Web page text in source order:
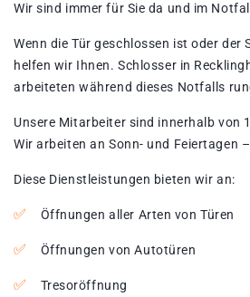
Wir sind immer für Sie da und im
Wenn die Tür geschlossen ist oder der
helfen wir Ihnen. Schlosser in
arbeiteten während dieses Notfalls
Unsere Mitarbeiter sind innerhalb von
Wir arbeiten an Sonn- und Feiertagen
Diese Dienstleistungen bieten wir an:
Öffnungen aller Arten von Türen
Öffnungen von Autotüren
Tresoröffnung